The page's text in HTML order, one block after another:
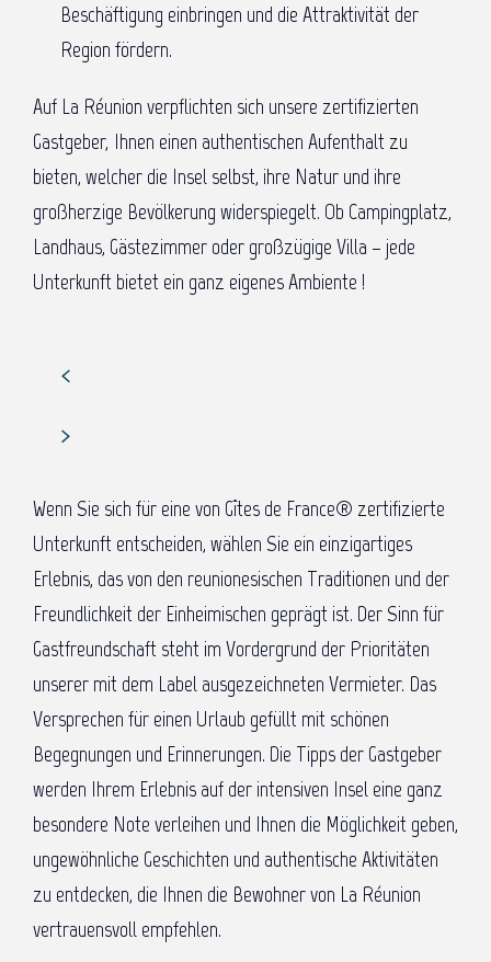
Beschäftigung einbringen und die Attraktivität der
Region fördern.
Auf La Réunion verpflichten sich unsere zertifizierten
Gastgeber, Ihnen einen authentischen Aufenthalt zu
bieten, welcher die Insel selbst, ihre Natur und ihre
großherzige Bevölkerung widerspiegelt. Ob Campingplatz,
Landhaus, Gästezimmer oder großzügige Villa – jede
Unterkunft bietet ein ganz eigenes Ambiente !
Wenn Sie sich für eine von Gîtes de France® zertifizierte
Unterkunft entscheiden, wählen Sie ein einzigartiges
Erlebnis, das von den reunionesischen Traditionen und der
Freundlichkeit der Einheimischen geprägt ist. Der Sinn für
Gastfreundschaft steht im Vordergrund der Prioritäten
unserer mit dem Label ausgezeichneten Vermieter. Das
Versprechen für einen Urlaub gefüllt mit schönen
Begegnungen und Erinnerungen. Die Tipps der Gastgeber
werden Ihrem Erlebnis auf der intensiven Insel eine ganz
besondere Note verleihen und Ihnen die Möglichkeit geben,
ungewöhnliche Geschichten und authentische Aktivitäten
zu entdecken, die Ihnen die Bewohner von La Réunion
vertrauensvoll empfehlen.